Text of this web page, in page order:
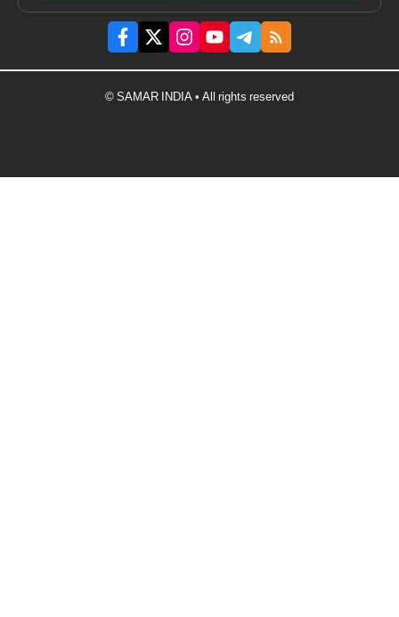
© SAMAR INDIA • All rights reserved